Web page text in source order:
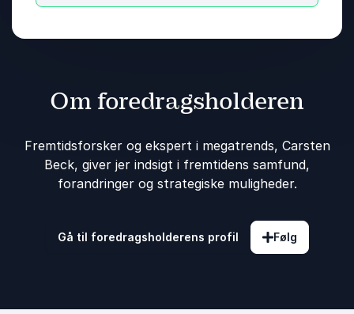
Om foredragsholderen
Fremtidsforsker og ekspert i megatrends, Carsten
Beck, giver jer indsigt i fremtidens samfund,
forandringer og strategiske muligheder.
Gå til foredragsholderens profil Følg